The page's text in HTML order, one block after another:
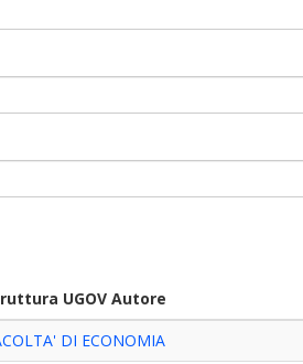
UGOV Autore
DI ECONOMIA